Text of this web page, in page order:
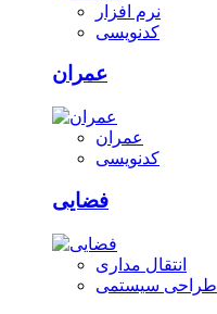
نرم افزار
کدنویسی
عمران
عمران
کدنویسی
فضایی
انتقال مداری
طراحی سیستمی